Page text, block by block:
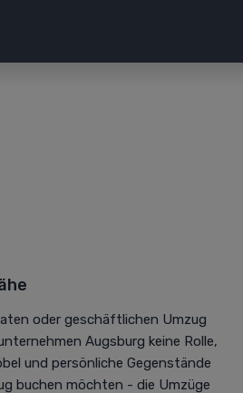
oder geschäftlichen Umzug
Augsburg keine Rolle,
und persönliche Gegenstände
buchen möchten - die Umzüge